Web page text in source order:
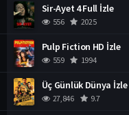
Sir-Ayet 4 Full İzle
556 2025
Pulp Fiction HD İzle
559 1994
Üç Günlük Dünya İzle
27,846 9.7